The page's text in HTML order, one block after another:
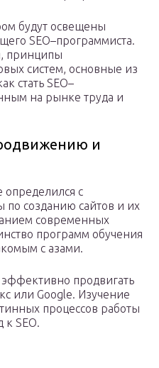
будут освещены
SEO–программиста.
принципы
систем, основные из
стать SEO–
на рынке труда и
и
определился с
созданию сайтов и их
современных
программ обучения
с азами.
продвигать
или Google. Изучение
процессов работы
SEO.